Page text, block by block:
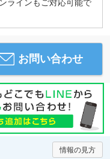
ラインもご対応可能で
お問い合わせ
情報の見方